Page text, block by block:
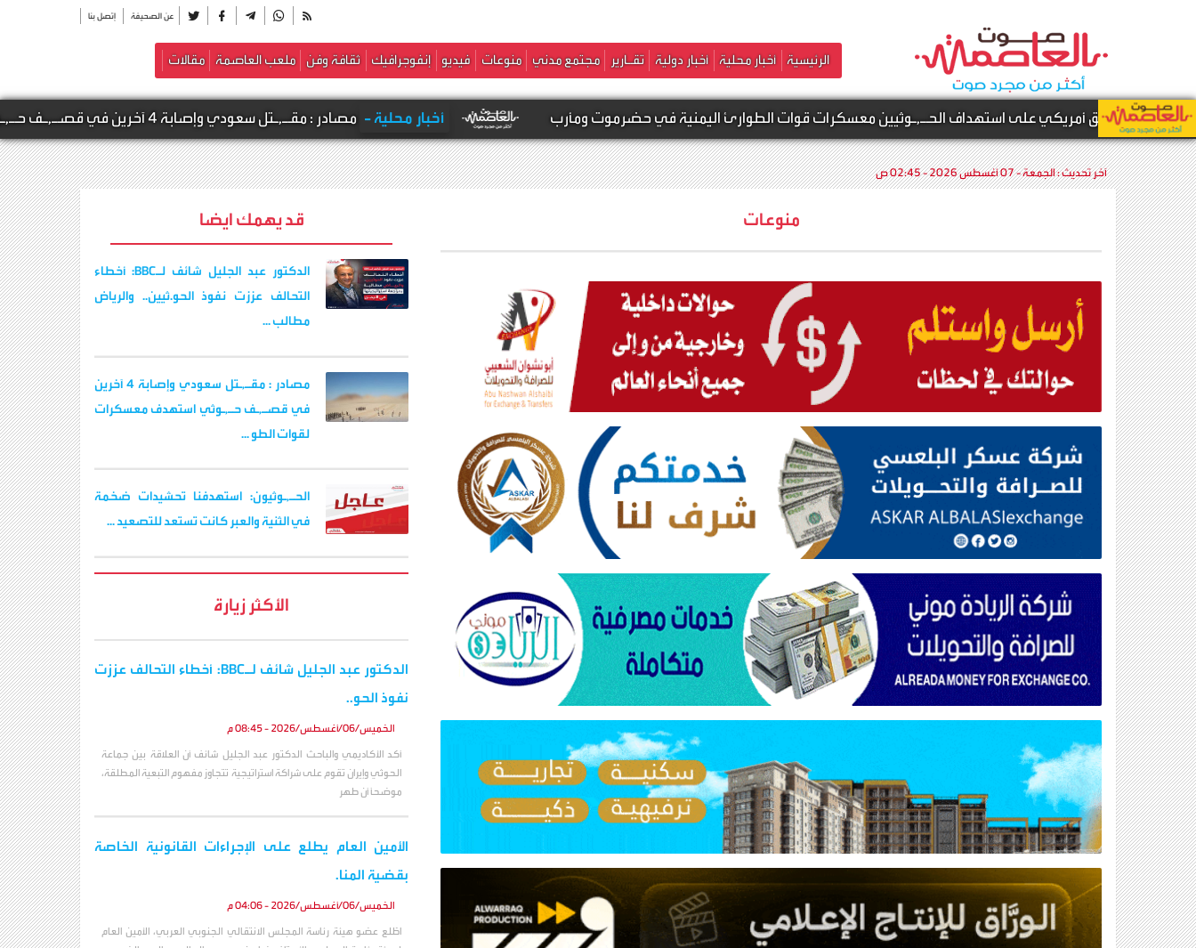
عن الصحيفة إتصل بنا
الرئيسية أخبار محلية أخبار دولية تقـارير مجتمع مدني منوعات فيديو إنفوجرافيك ثقافة وفن ملعب العاصمة مقالات
أمريكي على استهداف الحـ,ـوثيين معسكرات قوات الطوارئ اليمنية في حضرموت ومأرب أخبار محلية - مصادر : مقـ,ـتل سعودي وإصابة 4 آخرين في قصـ,ـف حـ,ـوثي استهدف معسكرات لقوات الطوارئ ودرع الوطن بالعبر وال
آخر تحديث :الجمعة - 07 أغسطس 2026 - 02:45 ص
منوعات قد يهمك ايضا
الدكتور عبد الجليل شائف لـBBC: أخطاء
التحالف عززت نفوذ الحو.ثيين.. والرياض
مطالب ...
مصادر : مقـ,ـتل سعودي وإصابة 4 آخرين
في قصـ,ـف حـ,ـوثي استهدف معسكرات
لقوات الطو ...
الحـ,ـوثيون: استهدفنا تحشيدات ضخمة
في الثنية والعبر كانت تستعد للتصعيد ...
الأكثر زيارة
الدكتور عبد الجليل شائف لـBBC: أخطاء التحالف عززت
نفوذ الحو..
الخميس/06/أغسطس/2026 - 08:45 م
أكد الأكاديمي والباحث الدكتور عبد الجليل شائف أن العلاقة بين جماعة
الحوثي وإيران تقوم على شراكة استراتيجية تتجاوز مفهوم التبعية المطلقة،
موضحاً أن طهر
الأمين العام يطلع على الإجراءات القانونية الخاصة
بقضية المنا.
الخميس/06/أغسطس/2026 - 04:06 م
اطّلع عضو هيئة رئاسة المجلس الانتقالي الجنوبي العربي، الأمين العام